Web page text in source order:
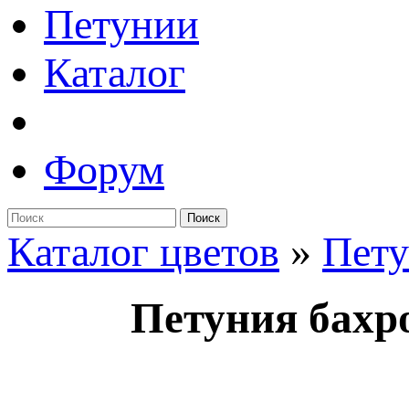
Петунии
Каталог
Форум
Поиск
Каталог цветов »
Петуния